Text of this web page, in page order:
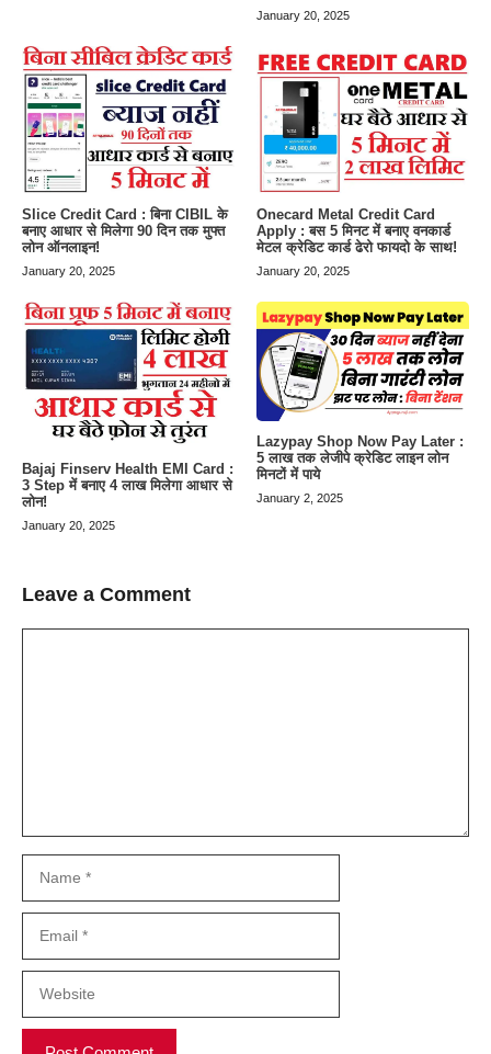
January 20, 2025
Slice Credit Card : बिना CIBIL के
बनाए आधार से मिलेगा 90 दिन तक मुफ्त
लोन ऑनलाइन!
January 20, 2025
Onecard Metal Credit Card
Apply : बस 5 मिनट में बनाए वनकार्ड
मेटल क्रेडिट कार्ड ढेरो फायदो के साथ!
January 20, 2025
Bajaj Finserv Health EMI Card :
3 Step में बनाए 4 लाख मिलेगा आधार से
लोन!
January 20, 2025
Lazypay Shop Now Pay Later :
5 लाख तक लेजीपे क्रेडिट लाइन लोन
मिनटों में पाये
January 2, 2025
Leave a Comment